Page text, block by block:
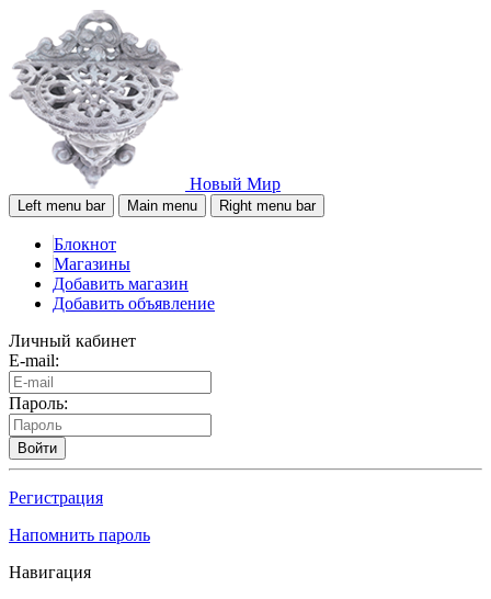
Новый Мир
Left menu bar Main menu Right menu bar
Блокнот
Магазины
Добавить магазин
Добавить объявление
Личный кабинет
E-mail:
Пароль:
Войти
Регистрация
Напомнить пароль
Навигация